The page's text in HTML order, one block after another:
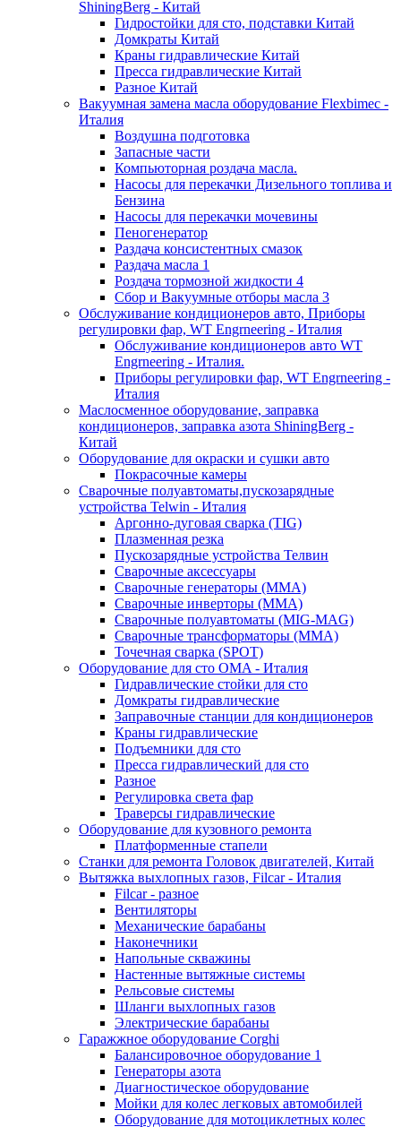
ShiningBerg - Китай
Гидростойки для сто, подставки Китай
Домкраты Китай
Краны гидравлические Китай
Пресса гидравлические Китай
Разное Китай
Вакуумная замена масла оборудование Flexbimeс -
Италия
Воздушна подготовка
Запасные части
Компьюторная роздача масла.
Насосы для перекачки Дизельного топлива и
Бензина
Насосы для перекачки мочевины
Пеногенератор
Раздача консистентных смазок
Раздача масла 1
Роздача тормозной жидкости 4
Сбор и Вакуумные отборы масла 3
Обслуживание кондиционеров авто, Приборы
регулировки фар, WT Engrneering - Италия
Обслуживание кондиционеров авто WT
Engrneering - Италия.
Приборы регулировки фар, WT Engrneering -
Италия
Маслосменное оборудование, заправка
кондиционеров, заправка азота ShiningBerg -
Китай
Оборудование для окраски и сушки авто
Покрасочные камеры
Сварочные полуавтоматы,пускозарядные
устройства Telwin - Италия
Аргонно-дуговая сварка (TIG)
Плазменная резка
Пускозарядные устройства Телвин
Сварочные аксессуары
Сварочные генераторы (MMA)
Сварочные инверторы (MMA)
Сварочные полуавтоматы (MIG-MAG)
Сварочные трансформаторы (MMA)
Точечная сварка (SPOT)
Оборудование для сто OMA - Италия
Гидравлические стойки для сто
Домкраты гидравлические
Заправочные станции для кондиционеров
Краны гидравлические
Подъемники для сто
Пресса гидравлический для сто
Разное
Регулировка света фар
Траверсы гидравлические
Оборудование для кузовного ремонта
Платформенные стапели
Станки для ремонта Головок двигателей, Китай
Вытяжка выхлопных газов, Filcar - Италия
Filcar - разное
Вентиляторы
Механические барабаны
Наконечники
Напольные скважины
Настенные вытяжные системы
Рельсовые системы
Шланги выхлопных газов
Электрические барабаны
Гаражжное оборудование Corghi
Балансировочное оборудование 1
Генераторы азота
Диагностическое оборудование
Мойки для колес легковых автомобилей
Оборудование для мотоциклетных колес